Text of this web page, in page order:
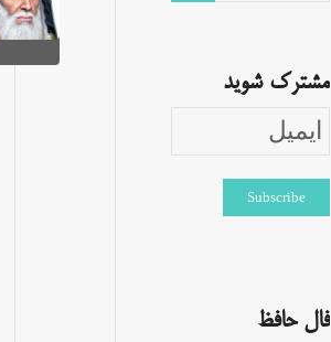
مشترک شوید
فال حافظ